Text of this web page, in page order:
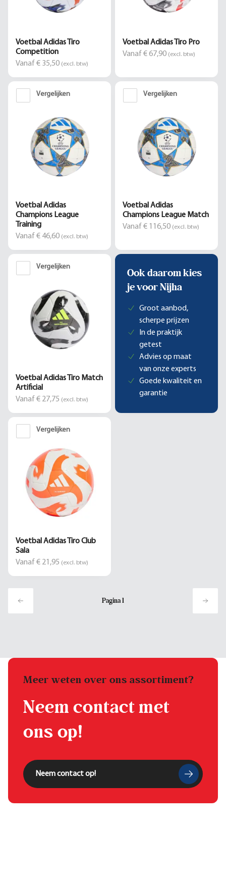
Voetbal Adidas Tiro
Competition
Vanaf € 35,50 (excl. btw)
Voetbal Adidas Tiro Pro
Vanaf € 67,90 (excl. btw)
Vergelijken
Voetbal Adidas
Champions League
Training
Vanaf € 46,60 (excl. btw)
Vergelijken
Voetbal Adidas
Champions League Match
Vanaf € 116,50 (excl. btw)
Vergelijken
Voetbal Adidas Tiro Match
Artificial
Vanaf € 27,75 (excl. btw)
Ook daarom kies
je voor Nijha
Groot aanbod,
scherpe prijzen
In de praktijk
getest
Advies op maat
van onze experts
Goede kwaliteit en
garantie
Vergelijken
Voetbal Adidas Tiro Club
Sala
Vanaf € 21,95 (excl. btw)
Pagina1
Meer weten over ons assortiment?
Neem contact met
ons op!
Neem contact op!